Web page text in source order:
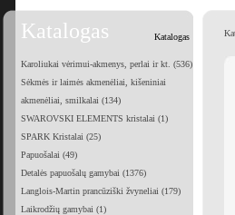
Katalogas Katalogas
Karoliukai vėrimui-akmenys, perlai ir kt. (536)
Sėkmės ir laimės akmenėliai, kišeniniai
akmenėliai, smilkalai (134)
SWAROVSKI ELEMENTS kristalai (1)
SPARK Kristalai (25)
Papuošalai (49)
Detalės papuošalų gamybai (1376)
Langlois-Martin prancūziški žvyneliai (179)
Laikrodžių gamybai (1)